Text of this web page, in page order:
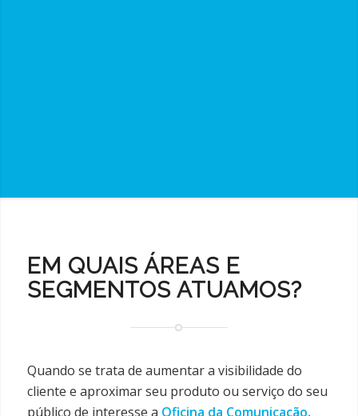
EM QUAIS ÁREAS E
SEGMENTOS ATUAMOS?
Quando se trata de aumentar a visibilidade do
cliente e aproximar seu produto ou serviço do seu
público de interesse a Oficina da Comunicação,